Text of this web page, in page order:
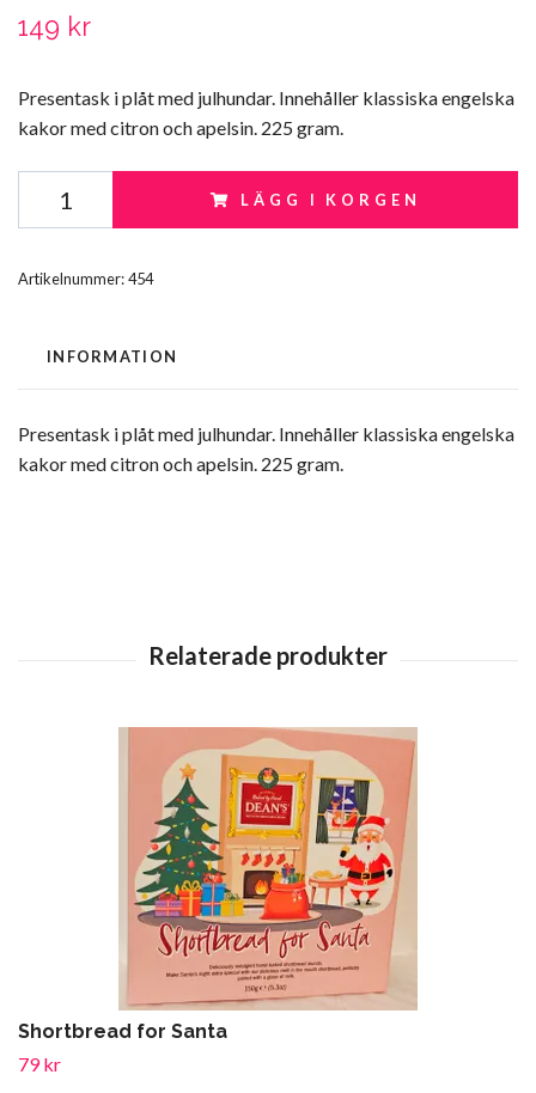
149 kr
Presentask i plåt med julhundar. Innehåller klassiska engelska
kakor med citron och apelsin. 225 gram.
LÄGG I KORGEN
Artikelnummer:454
INFORMATION
Presentask i plåt med julhundar. Innehåller klassiska engelska
kakor med citron och apelsin. 225 gram.
Shortbread for Santa
79 kr